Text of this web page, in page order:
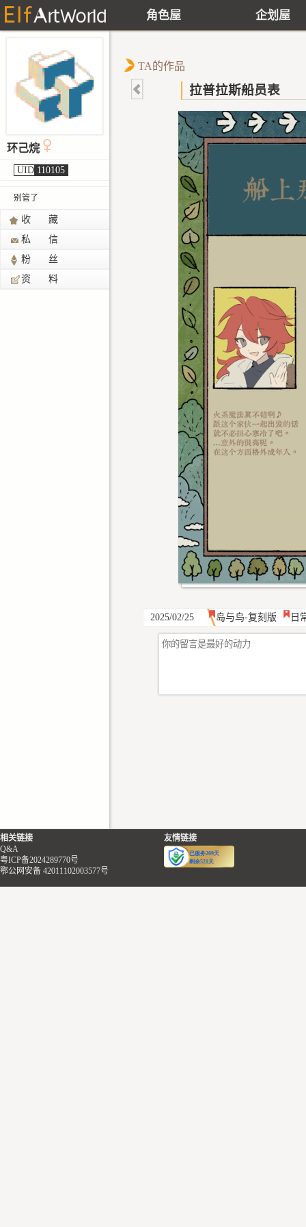
角色屋 企划屋
环己烷
UID 110105
别管了
收 藏
私 信
粉 丝
资 料
TA的作品
拉普拉斯船员表
2025/02/25 岛与鸟-复刻版 日
相关链接
Q&A
粤ICP备2024289770号
鄂公网安备 42011102003577号
友情链接